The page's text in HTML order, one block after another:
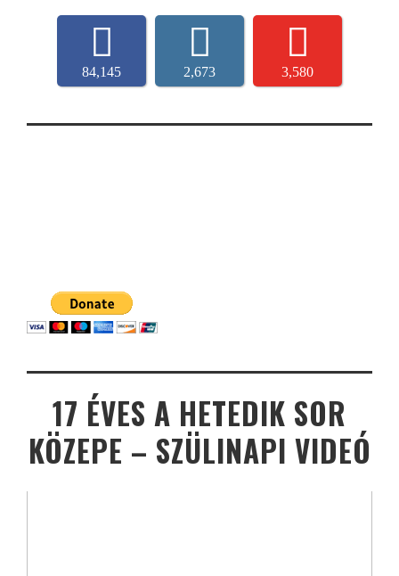
84,145 2,673 3,580
17 ÉVES A HETEDIK SOR
KÖZEPE – SZÜLINAPI VIDEÓ